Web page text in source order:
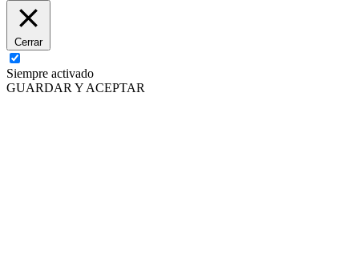
Cerrar
Siempre activado
GUARDAR Y ACEPTAR